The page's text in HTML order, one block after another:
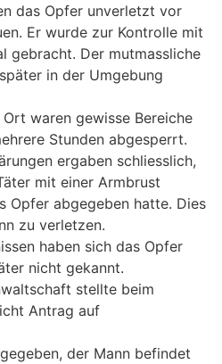
das Opfer unverletzt vor
Er wurde zur Kontrolle mit
gebracht. Der mutmassliche
in der Umgebung
waren gewisse Bereiche
Stunden abgesperrt.
ergaben schliesslich,
mit einer Armbrust
Opfer abgegeben hatte. Dies
zu verletzen.
haben sich das Opfer
nicht gekannt.
stellte beim
Antrag auf
der Mann befindet